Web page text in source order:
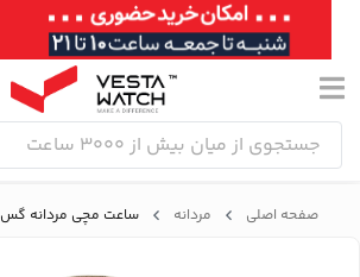
صفحه اصلی مردانه ساعت مچی مردانه گس GUESS مدل W0500G3